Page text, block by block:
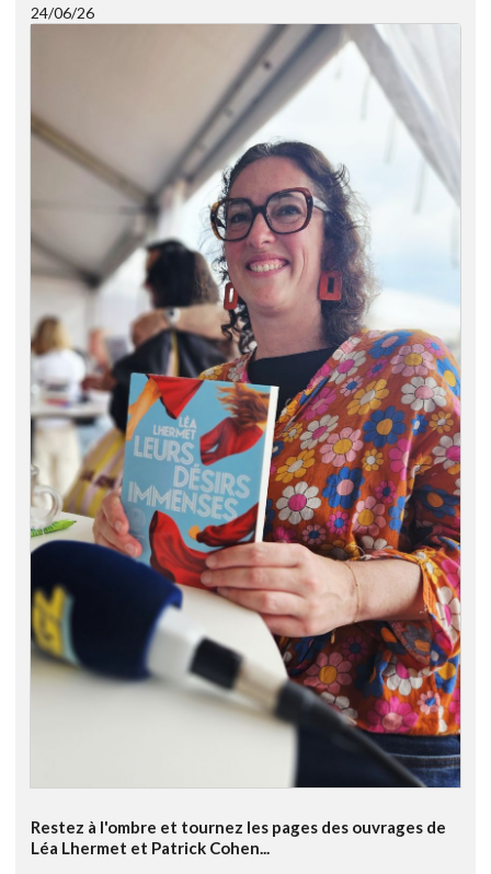
24/06/26
Restez à l'ombre et tournez les pages des ouvrages de
Léa Lhermet et Patrick Cohen...